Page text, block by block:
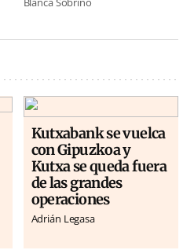
Kutxabank se vuelca
con Gipuzkoa y
Kutxa se queda fuera
de las grandes
operaciones
Adrián Legasa